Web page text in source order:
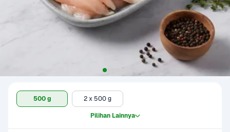
500 g 2 x 500 g
Pilihan Lainnya